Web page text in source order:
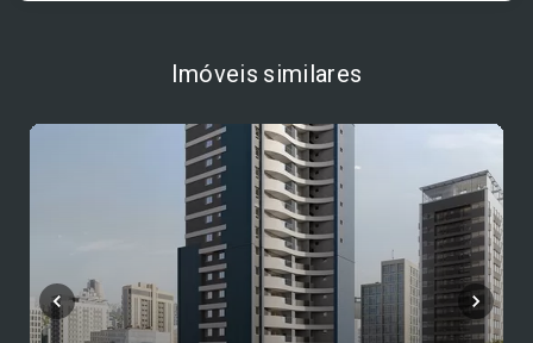
Imóveis similares